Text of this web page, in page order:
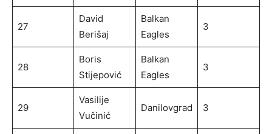
27
David
Berišaj
Balkan
Eagles
3
28
Boris
Stijepović
Balkan
Eagles
3
29
Vasilije
Vučinić
Danilovgrad 3